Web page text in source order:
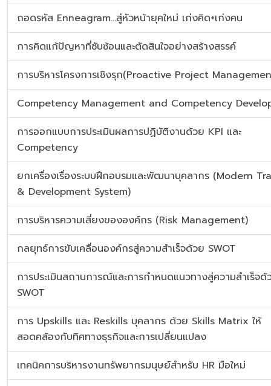
ถอดรหัส Enneagram…สู่หัวหน้ายุคใหม่ เก่งคิด+เก่งคน
การคิดแก้ปัญหาที่ซับซ้อนและตัดสินใจอย่างสร้างสรรค์
การบริหารโครงการเชิงรุก(Proactive Project
Competency Management and Competency
การออกแบบการประเมินผลการปฏิบัติงานด้วย KPI และ
Competency
ยกเครื่องเรื่องระบบฝึกอบรมและพัฒนาบุคลากร (Modern
& Development System)
การบริหารความเสี่ยงขององค์กร (Risk Management)
กลยุทธ์การขับเคลื่อนองค์กรสู่ความสำเร็จด้วย SWOT
การประเมินสถานการณ์และการกำหนดแนวทางสู่ความสำเร็จด้
SWOT
การ Upskills และ Reskills บุคลากร ด้วย Skills Matrix ให้
สอดคล้องกับทิศทางธุรกิจและการเปลี่ยนแปลง
เทคนิคการบริหารงานทรัพยากรมนุษย์สำหรับ HR มือใหม่